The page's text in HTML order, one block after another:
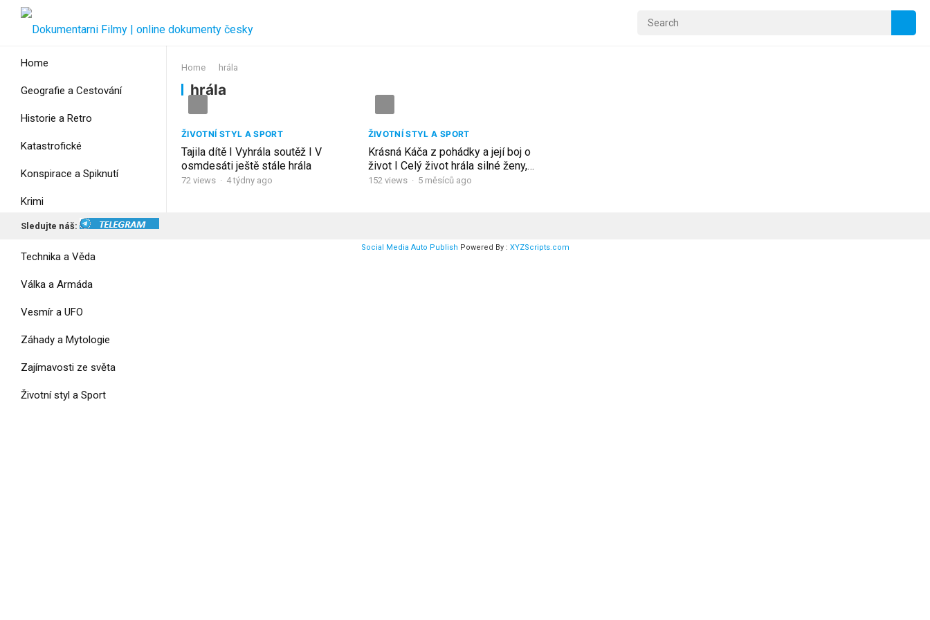
Home
Geografie a Cestování
Historie a Retro
Katastrofické
Konspirace a Spiknutí
Krimi
Myšlení
Technika a Věda
Válka a Armáda
Vesmír a UFO
Záhady a Mytologie
Zajímavosti ze světa
Životní styl a Sport
Home hrála
hrála
ŽIVOTNÍ STYL A SPORT
Tajila dítě I Vyhrála soutěž I V
osmdesáti ještě stále hrála
72 views · 4 týdny ago
ŽIVOTNÍ STYL A SPORT
Krásná Káča z pohádky a její boj o
život I Celý život hrála silné ženy,
ale sama sílu ztrácela
152views · 5 měsíců ago
Sledujte náš:
Social Media Auto Publish Powered By : XYZScripts.com